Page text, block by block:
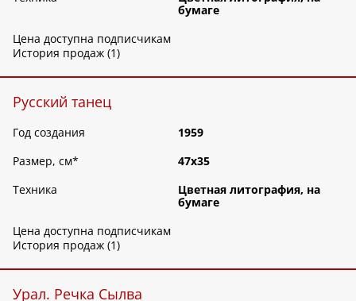
бумаге
Цена доступна подписчикам
История продаж (1)
Русский танец
Год создания
1959
Размер, см*
47х35
Техника
Цветная литография, на
бумаге
Цена доступна подписчикам
История продаж (1)
Урал. Речка Сылва